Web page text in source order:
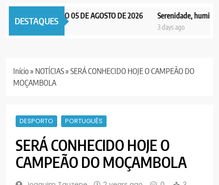
DESTAQUES
NOTICIAS EDIÇÃO 05 DE AGOSTO DE 2026
ago
Serenidade,
3 days ago
Início » NOTÍCIAS» SERÁ CONHECIDO HOJE O CAMPEÃO DO
MOÇAMBOLA
DESPORTO PORTUGUÊS
SERÁ CONHECIDO HOJE O
CAMPEÃO DO MOÇAMBOLA